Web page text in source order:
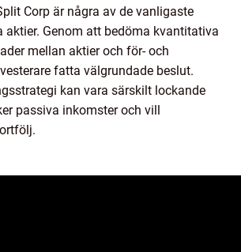
Corp är några av de vanligaste
aktier. Genom att bedöma kvantitativa
mellan aktier och för- och
fatta välgrundade beslut.
kan vara särskilt lockande
passiva inkomster och vill